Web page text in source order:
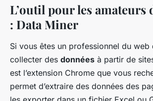
L’outil pour les amateurs
: Data Miner
Si vous êtes un professionnel du web
collecter des données à partir de
est l’extension Chrome que vous
permet d’extraire des données des